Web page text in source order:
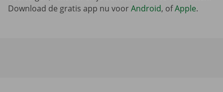
Download de gratis app nu voorAndroid, ofApple.